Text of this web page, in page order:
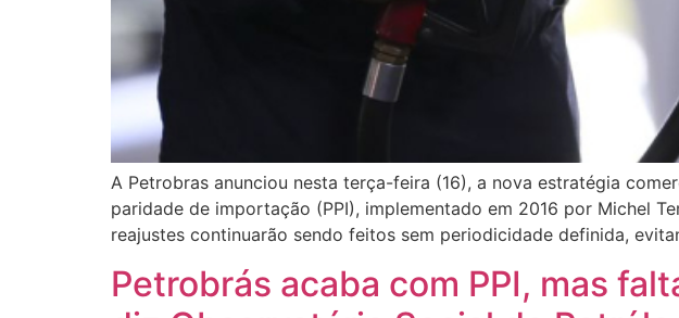
A Petrobras anunciou nesta terça-feira (16), a nova estratégia
paridade de importação (PPI), implementado em 2016 por Michel
reajustes continuarão sendo feitos sem periodicidade definida,
Petrobrás acaba com PPI, mas